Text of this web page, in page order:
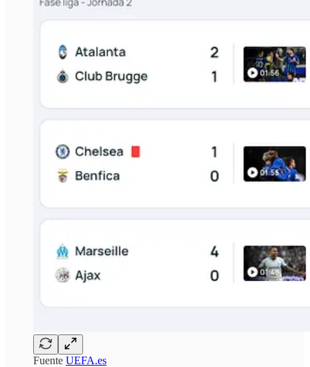
Fuente UEFA.es